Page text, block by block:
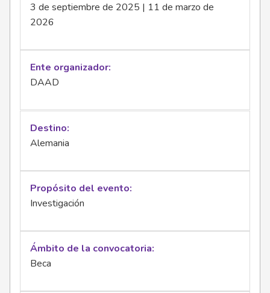
3 de septiembre de 2025 | 11 de marzo de
2026
Ente organizador
DAAD
Destino
Alemania
Propósito del evento
Investigación
Ámbito de la convocatoria
Beca